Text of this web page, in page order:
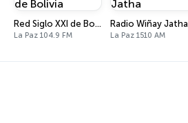
Red Siglo XXI de Bolivia
La Paz 104.9 FM
Radio Wiñay Jatha
La Paz 1510 AM